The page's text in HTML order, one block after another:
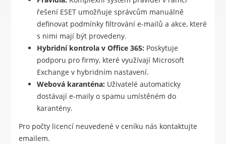
řešení ESET umožňuje správcům manuálně
definovat podmínky filtrování e-mailů a akce, které
s nimi mají být provedeny.
Hybridní kontrola v Office 365: Poskytuje
podporu pro firmy, které využívají Microsoft
Exchange v hybridním nastavení.
Webová karanténa: Uživatelé automaticky
dostávají e-maily o spamu umístěném do
karantény.
Pro počty licencí neuvedené v ceníku nás kontaktujte
emailem.